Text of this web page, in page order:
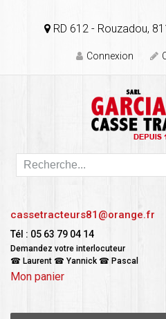
RD 612 - Rouzadou,
Connexion
cassetracteurs81@orange.fr
Tél : 05 63 79 04 14
Demandez votre interlocuteur
☎ Laurent ☎ Yannick ☎ Pascal
Mon panier